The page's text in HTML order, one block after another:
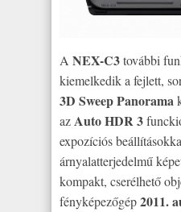
A NEX-C3további
kiemelkedik a fejlett,
3D Sweep Panorama
azAuto HDR 3
expozíciós
árnyalatterjedelmű
kompakt, cserélhető
fényképezőgép2011.